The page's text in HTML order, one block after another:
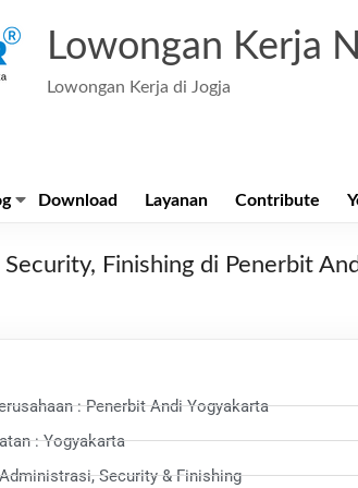
Lowongan Kerja
Lowongan Kerja di Jogja
Download Layanan Contribute
Finishing di Penerbit
: Penerbit Andi Yogyakarta
: Yogyakarta
Security & Finishing